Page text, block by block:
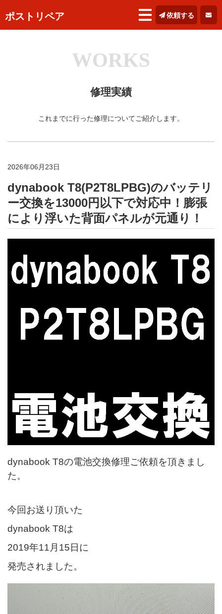
ポストリペア 依頼する
WORKS
修理実績
これまでに行った修理についてご紹介します。
2026年06月23日
dynabook T8(P2T8LPBG)のバッテリ
ー交換を13000円以下で対応中！膨張
により浮いた背面パネルが元通り！
dynabook T8の電池交換修理ご依頼を頂きまし
た。
今回お送り頂いた
dynabook T8は
2019年11月15日に
発売されました。